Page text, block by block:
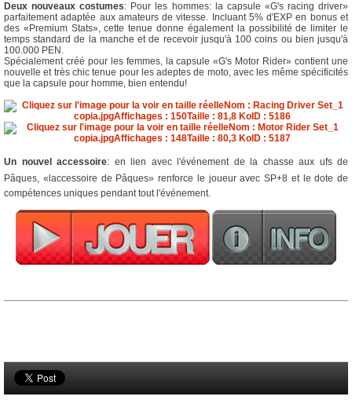
Deux nouveaux costumes: Pour les hommes: la capsule «G's racing driver»
parfaitement adaptée aux amateurs de vitesse. Incluant 5% d'EXP en bonus et
des «Premium Stats», cette tenue donne également la possibilité de limiter le
temps standard de la manche et de recevoir jusqu'à 100 coins ou bien jusqu'à
100.000 PEN.
Spécialement créé pour les femmes, la capsule «G's Motor Rider» contient une
nouvelle et très chic tenue pour les adeptes de moto, avec les même spécificités
que la capsule pour homme, bien entendu!
Un nouvel accessoire: en lien avec l'événement de la chasse aux ufs de
Pâques, «laccessoire de Pâques» renforce le joueur avec SP+8 et le dote de
compétences uniques pendant tout l'événement.